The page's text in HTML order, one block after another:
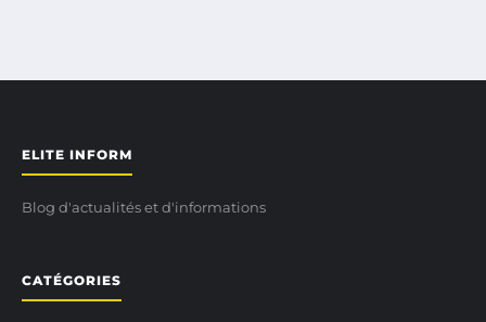
ELITE INFORM
Blog d'actualités et d'informations
CATÉGORIES